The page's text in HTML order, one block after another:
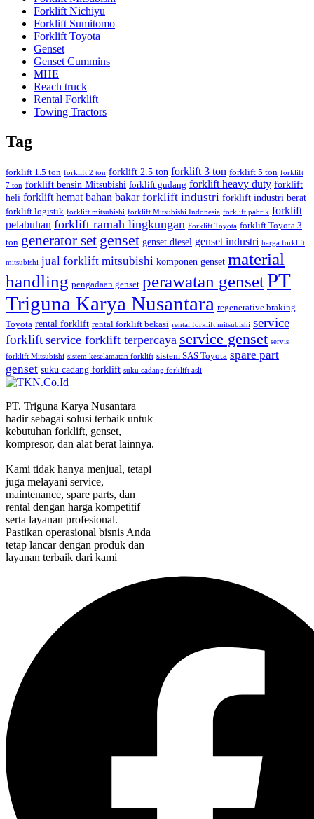
Forklift Nichiyu
Forklift Sumitomo
Forklift Toyota
Genset
Genset Cummins
MHE
Reach truck
Rental Forklift
Towing Tractors
Tag
forklift 1.5 ton forklift 2 ton forklift 2.5 ton forklift 3 ton forklift 5 ton forklift
7 ton forklift bensin Mitsubishi forklift gudang forklift heavy duty forklift
heli forklift hemat bahan bakar forklift industri forklift industri berat
forklift logistik forklift mitsubishi forklift Mitsubishi Indonesia forklift pabrik forklift
pelabuhan forklift ramah lingkungan Forklift Toyota forklift Toyota 3
ton generator set genset genset diesel genset industri harga forklift
mitsubishi jual forklift mitsubishi komponen genset material
handling pengadaan genset perawatan gensetPT
Triguna Karya Nusantara regenerative braking
Toyota rental forklift rental forklift bekasi rental forklift mitsubishi service
forklift service forklift terpercaya service genset servis
forklift Mitsubishi sistem keselamatan forklift sistem SAS Toyota spare part
genset suku cadang forklift suku cadang forklift asli
PT. Triguna Karya Nusantara
hadir sebagai solusi terbaik untuk
kebutuhan forklift, genset,
kompresor, dan alat berat lainnya.
Kami tidak hanya menjual, tetapi
juga melayani service,
maintenance, spare parts, dan
rental dengan harga kompetitif
serta layanan profesional.
Pastikan operasional bisnis Anda
tetap lancar dengan produk dan
layanan terbaik dari kami